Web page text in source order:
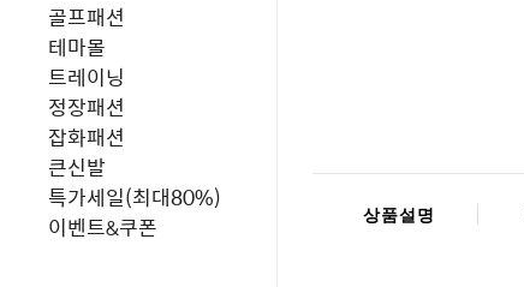
골프패션
테마몰
트레이닝
정장패션
잡화패션
큰신발
특가세일(최대80%)
이벤트&쿠폰
상품설명